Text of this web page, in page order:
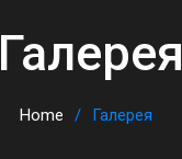
Галерея
Home Галерея